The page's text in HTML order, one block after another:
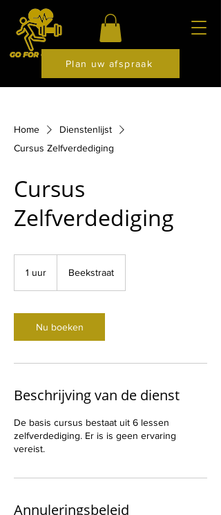
Plan uw afspraak
Home
Dienstenlijst
Cursus Zelfverdediging
Cursus
Zelfverdediging
1 uur Beekstraat
Nu boeken
Beschrijving van de dienst
De basis cursus bestaat uit 6 lessen
zelfverdediging. Er is is geen ervaring
vereist.
Annuleringsbeleid